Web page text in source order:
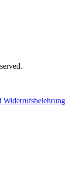
Widerrufsbelehrung